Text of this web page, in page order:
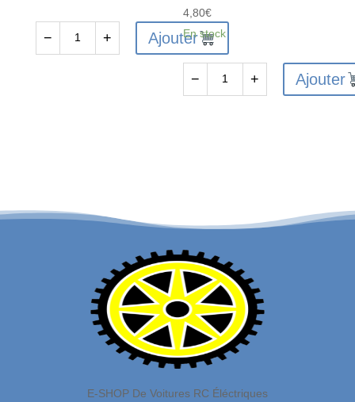
4PCS
− + Ajouter
4,80€
En stock
CARNAGE
/
OUTLAW
/
BANZAI
UPRIGHTS
(2PCS)
− + Ajouter
E-SHOP De Voitures RC Éléctriques